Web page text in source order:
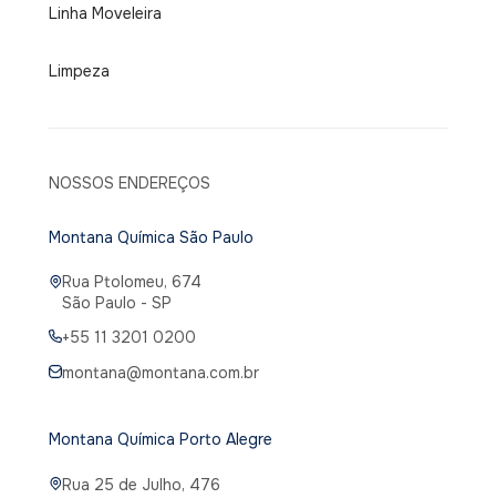
Linha Moveleira
Limpeza
NOSSOS ENDEREÇOS
Montana Química São Paulo
Rua Ptolomeu, 674
São Paulo - SP
+55 11 3201 0200
montana@montana.com.br
Montana Química Porto Alegre
Rua 25 de Julho, 476